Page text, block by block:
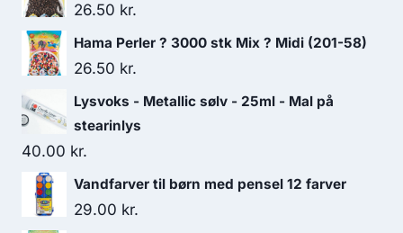
26.50 kr.
Hama Perler ? 3000 stk Mix ? Midi (201-58)
26.50 kr.
Lysvoks - Metallic sølv - 25ml - Mal på
stearinlys
40.00 kr.
Vandfarver til børn med pensel 12 farver
29.00 kr.